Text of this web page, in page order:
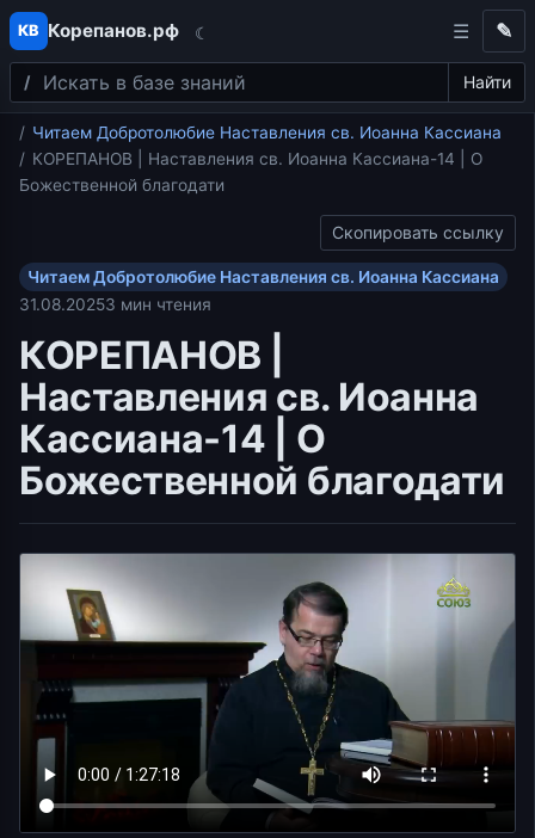
Перейти к содержимому
КВ Корепанов.рф ☾
Поиск Найти
✎
Главная
Читаем Добротолюбие Наставления св. Иоанна Кассиана
КОРЕПАНОВ | Наставления св. Иоанна Кассиана-14 | О
Божественной благодати
Скопировать ссылку
Читаем Добротолюбие Наставления св. Иоанна Кассиана
31.08.20253 мин чтения
КОРЕПАНОВ |
Наставления св. Иоанна
Кассиана-14 | О
Божественной благодати